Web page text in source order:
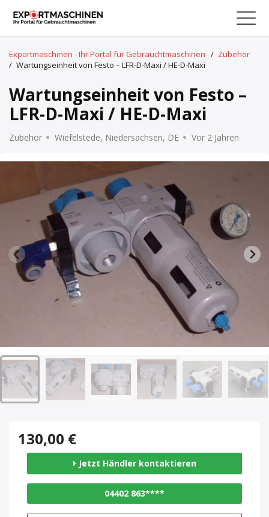
Exportmaschinen - Ihr Portal für Gebrauchtmaschinen / Zubehör
/ Wartungseinheit von Festo – LFR-D-Maxi / HE-D-Maxi
Wartungseinheit von Festo –
LFR-D-Maxi / HE-D-Maxi
Zubehör Wiefelstede, Niedersachsen, DE Vor 2 Jahren
130,00 €
Jetzt Händler kontaktieren
04402 863****